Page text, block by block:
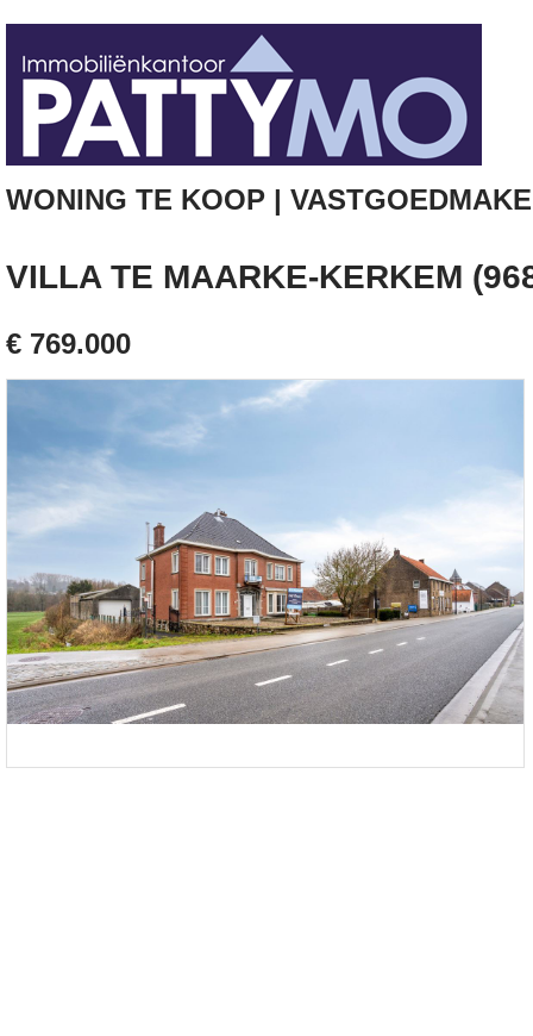
WONING TE KOOP |
VILLA TE MAARKE-KERKEM
€ 769.000